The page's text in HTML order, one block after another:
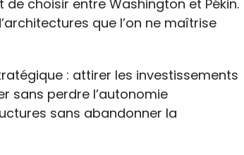
de choisir entre Washington et Pékin.
que l’on ne maîtrise
: attirer les investissements
sans perdre l’autonomie
sans abandonner la